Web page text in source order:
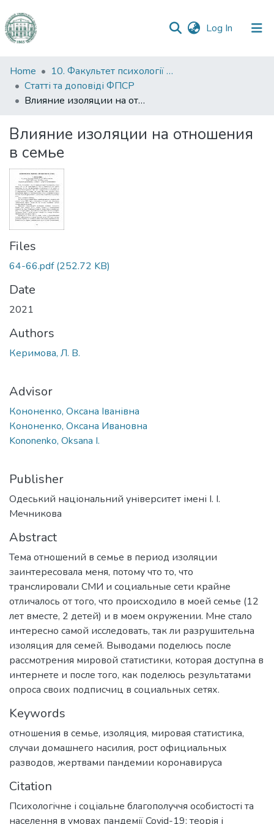
Log In (current)
Communities
&
Collections
Statistics
Home
10. Факультет психології та соціальної роботи
Статті та доповіді ФПСР
Влияние изоляции на отношения в семье
Влияние изоляции на отношения
в семье
Files
64-66.pdf(252.72 KB)
Date
2021
Authors
Керимова, Л. В.
Advisor
Кононенко, Оксана Іванівна
Кононенко, Оксана Ивановна
Kononenko, Oksana I.
Publisher
Одеський національний університет імені І. І.
Мечникова
Abstract
Тема отношений в семье в период изоляции
заинтересовала меня, потому что то, что
транслировали СМИ и социальные сети крайне
отличалось от того, что происходило в моей семье (12
лет вместе, 2 детей) и в моем окружении. Мне стало
интересно самой исследовать, так ли разрушительна
изоляция для семей. Выводами поделюсь после
рассмотрения мировой статистики, которая доступна в
интернете и после того, как поделюсь результатами
опроса своих подписчиц в социальных сетях.
Keywords
отношения в семье, изоляция, мировая статистика,
случаи домашнего насилия, рост официальных
разводов, жертвами пандемии коронавируса
Citation
Психологічне і соціальне благополуччя особистості та
населення в умовах пандемії Covid-19: теорія і